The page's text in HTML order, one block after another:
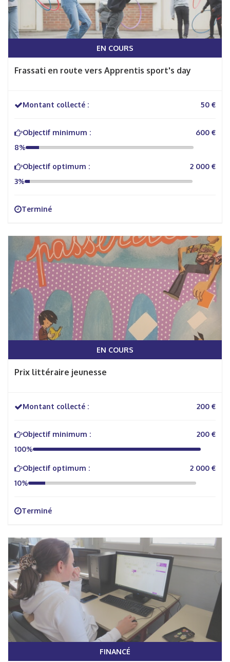
EN COURS
Frassati en route vers Apprentis sport's day
Montant collecté : 50 €
Objectif minimum :
600 €
8%
Objectif optimum :
2 000 €
3%
Terminé
EN COURS
Prix littéraire jeunesse
Montant collecté : 200 €
Objectif minimum :
200 €
100%
Objectif optimum :
2 000 €
10%
Terminé
FINANCÉ